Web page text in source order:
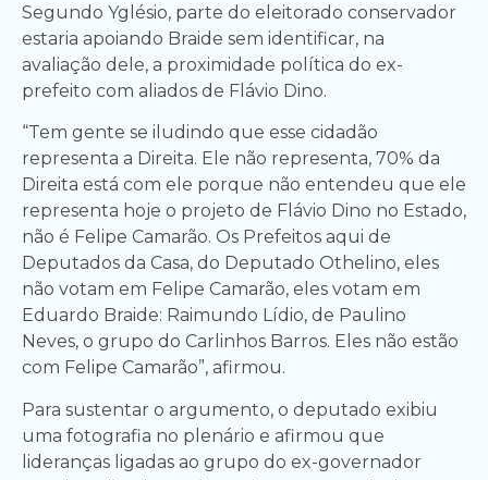
Segundo Yglésio, parte do eleitorado conservador
estaria apoiando Braide sem identificar, na
avaliação dele, a proximidade política do ex-
prefeito com aliados de Flávio Dino.
“Tem gente se iludindo que esse cidadão
representa a Direita. Ele não representa, 70% da
Direita está com ele porque não entendeu que ele
representa hoje o projeto de Flávio Dino no Estado,
não é Felipe Camarão. Os Prefeitos aqui de
Deputados da Casa, do Deputado Othelino, eles
não votam em Felipe Camarão, eles votam em
Eduardo Braide: Raimundo Lídio, de Paulino
Neves, o grupo do Carlinhos Barros. Eles não estão
com Felipe Camarão”, afirmou.
Para sustentar o argumento, o deputado exibiu
uma fotografia no plenário e afirmou que
lideranças ligadas ao grupo do ex-governador